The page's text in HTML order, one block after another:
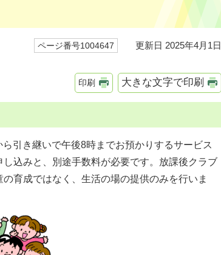
ページ番号1004647 更新日 2025年4月1日
印刷 大きな文字で印刷
引き継いで午後8時までお預かりするサービス
込みと、別途手数料が必要です。放課後クラブ
育成ではなく、生活の場の提供のみを行いま